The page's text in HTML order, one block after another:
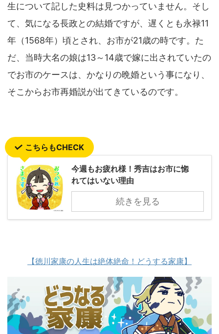
生について記した史料は見つかっていません。そし
て、気になる長政との結婚ですが、遅くとも永禄11
年（1568年）頃とされ、お市が21歳の時です。た
だ、当時大名の娘は13～14歳で嫁に出されていたの
でお市のケースは、かなりの晩婚という事になり、
そこからお市再婚説が出てきているのです。
こちらもCHECK
今週もお疲れ様！秀吉はお市に惚
れてはいない理由
続きを見る
【徳川家康の人生は絶体絶命！どうする家康】